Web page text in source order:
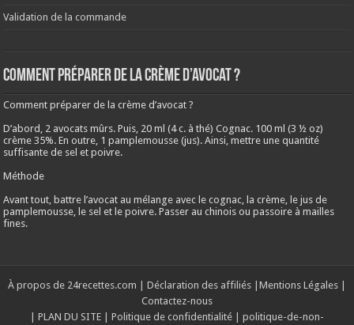
Validation de la commande
Comment préparer de la crème d’avocat ?
Comment préparer de la crème d’avocat ?
D’abord, 2 avocats mûrs. Puis, 20 ml (4 c. à thé) Cognac. 100 ml (3 ½ oz)
crème 35%. En outre, 1 pamplemousse (jus). Ainsi, mettre une quantité
suffisante de sel et poivre.
Méthode
Avant tout, battre l’avocat au mélange avec le cognac, la crème, le jus de
pamplemousse, le sel et le poivre. Passer au chinois ou passoire à mailles
fines.
À propos de 24recettes.com Déclaration des affiliés Mentions Légales
Contactez-nous
PLAN DU SITE Politique de confidentialité politique-de-non-